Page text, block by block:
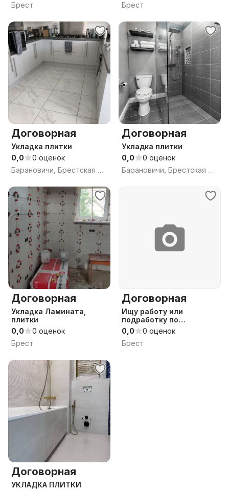
Брест
Брест
Договорная
Укладка плитки
0,0
0 оценок
Барановичи, Брестская обл.
Договорная
Укладка плитки
0,0
0 оценок
Барановичи, Брестская обл.
Договорная
Укладка Ламината,
плитки
0,0
0 оценок
Брест
Договорная
Ищу работу или
подработку по
строительству
0,0
0 оценок
Брест
Договорная
УКЛАДКА ПЛИТКИ